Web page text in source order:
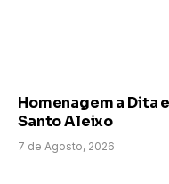
Homenagem a Dita
Santo Aleixo
7 de Agosto, 2026